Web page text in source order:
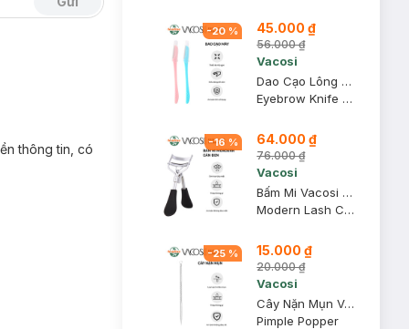
thông tin, có
-20 % 45.000 ₫
56.000 ₫
Vacosi
Dao Cạo Lông Mày Vacosi DC06 (2 Cây)
Eyebrow Knife DC06
-16 % 64.000 ₫
76.000 ₫
Vacosi
Bấm Mi Vacosi Modern Lash Curler Cán Đen BM03
Modern Lash Curler
-25 % 15.000 ₫
20.000 ₫
Vacosi
Cây Nặn Mụn Vacosi 2 Đầu NM01
Pimple Popper